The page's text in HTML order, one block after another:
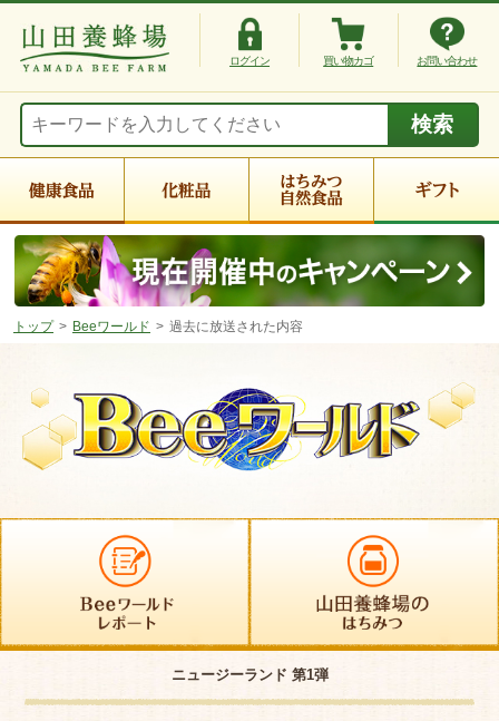
ログイン 買い物カゴ お問い合わせ
トップ Beeワールド 過去に放送された内容
ニュージーランド 第1弾